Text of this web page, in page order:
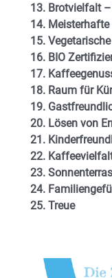
13. Brotvielfalt
14.
15.
16. BIO
17.
18. Raum für
19.
20. Lösen von
21.
22.
23.
24.
25. Treue